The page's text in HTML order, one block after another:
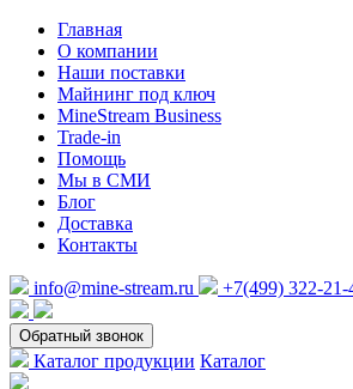
Главная
О компании
Наши поставки
Майнинг под ключ
MineStream Business
Trade-in
Помощь
Мы в СМИ
Блог
Доставка
Контакты
info@mine-stream.ru +7(499) 322-21-
Обратный звонок
Каталог продукции Каталог